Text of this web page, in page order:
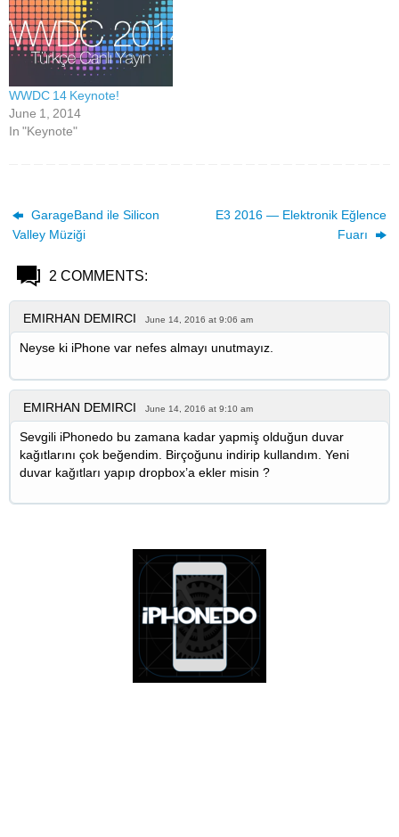
WWDC 14 Keynote!
June 1, 2014
In "Keynote"
GarageBand ile Silicon
Valley Müziği
E3 2016 — Elektronik Eğlence
Fuarı
2 COMMENTS:
EMIRHAN DEMIRCI June 14, 2016 at 9:06 am
Neyse ki iPhone var nefes almayı unutmayız.
EMIRHAN DEMIRCI June 14, 2016 at 9:10 am
Sevgili iPhonedo bu zamana kadar yapmiş olduğun duvar
kağıtlarını çok beğendim. Birçoğunu indirip kullandım. Yeni
duvar kağıtları yapıp dropbox’a ekler misin ?